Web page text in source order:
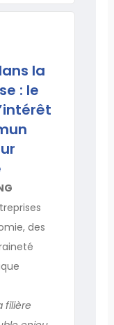
la
: le
des
filière